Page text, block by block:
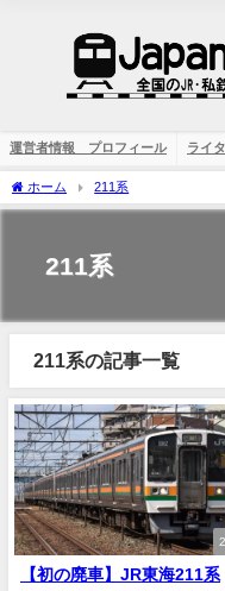
運営者情報 プロフィール ライ
ホーム 211系
211系
211系の記事一覧
【初の廃車】JR東海211系